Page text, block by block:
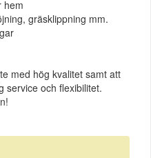
hem
gräsklippning mm.
med hög kvalitet samt att
service och flexibilitet.